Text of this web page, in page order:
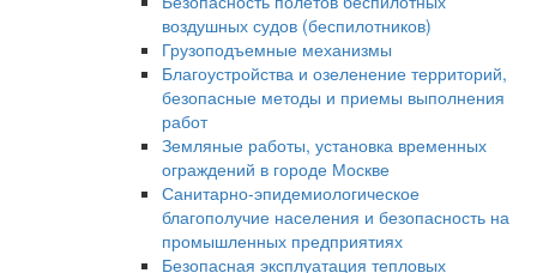
воздушных судов (беспилотников)
Грузоподъемные механизмы
Благоустройства и озеленение территорий,
безопасные методы и приемы выполнения
работ
Земляные работы, установка временных
ограждений в городе Москве
Санитарно-эпидемиологическое
благополучие населения и безопасность на
промышленных предприятиях
Безопасная эксплуатация тепловых